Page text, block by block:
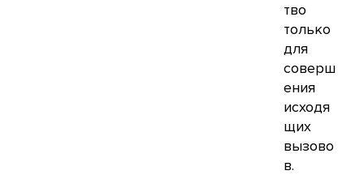
тво
только
для
соверш
ения
исходя
щих
вызово
в.